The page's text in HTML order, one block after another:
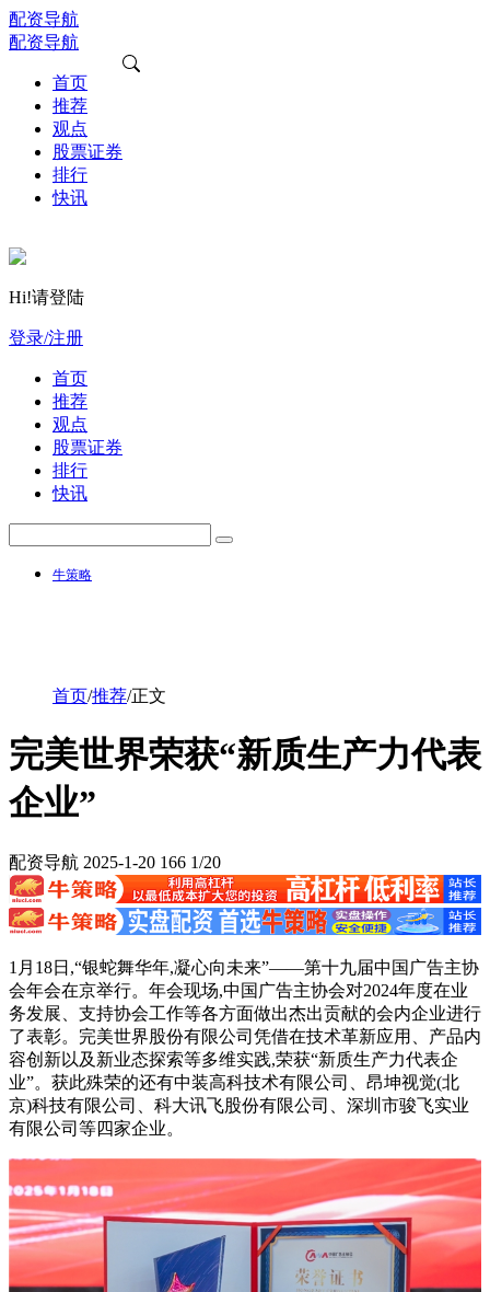
配资导航
配资导航
首页
推荐
观点
股票证券
排行
快讯
Hi!请登陆
登录/注册
首页
推荐
观点
股票证券
排行
快讯
牛策略
首页/推荐/正文
完美世界荣获“新质生产力代表
企业”
配资导航 2025-1-20 166 1/20
1月18日,“银蛇舞华年,凝心向未来”——第十九届中国广告主协
会年会在京举行。年会现场,中国广告主协会对2024年度在业
务发展、支持协会工作等各方面做出杰出贡献的会内企业进行
了表彰。完美世界股份有限公司凭借在技术革新应用、产品内
容创新以及新业态探索等多维实践,荣获“新质生产力代表企
业”。获此殊荣的还有中装高科技术有限公司、昂坤视觉(北
京)科技有限公司、科大讯飞股份有限公司、深圳市骏飞实业
有限公司等四家企业。